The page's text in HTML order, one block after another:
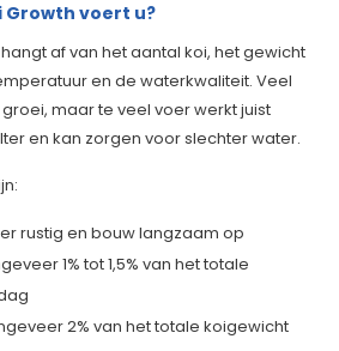
Growth voert u?
af van het aantal koi, het gewicht
en de waterkwaliteit. Veel
maar te veel voer werkt juist
en kan zorgen voor slechter water.
rustig en bouw langzaam op
1% tot 1,5% van het totale
2% van het totale koigewicht